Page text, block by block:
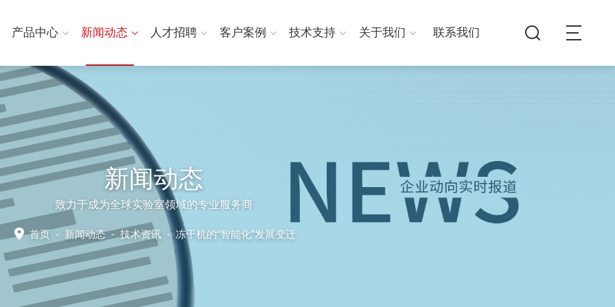
产品中心 新闻动态 人才招聘 客户案例 技术支持 关于我们 联系我们
新闻动态
致力于成为全球实验室领域的专业服务商
首页- 新闻动态- 技术资讯 -冻干机的“智能化”发展变迁